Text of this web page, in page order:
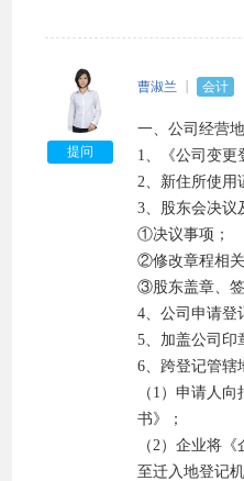
提问
曹淑兰 会计
一、公司经营
1、《公司变更
2、新住所使用
3、股东会决议
①决议事项；
②修改章程相
③股东盖章、
4、公司申请登
5、加盖公司印
6、跨登记管辖
（1）申请人
书》；
（2）企业将
至迁入地登记